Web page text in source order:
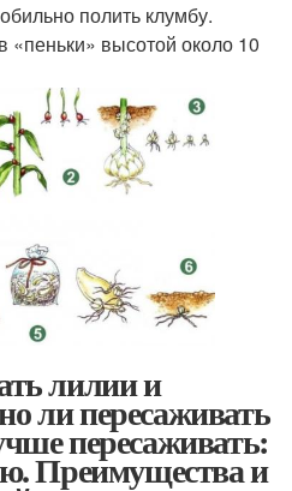
полить клумбу.
«пеньки» высотой около 10
лилии и
ли пересаживать
пересаживать:
Преимущества и